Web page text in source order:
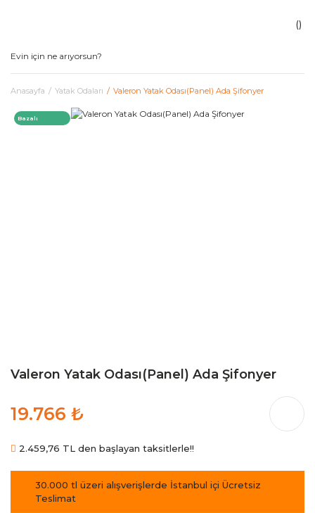
Anasayfa Yatak Odaları Valeron Yatak Odası(Panel) Ada Şifonyer
Bazalı
Valeron Yatak Odası(Panel) Ada Şifonyer
19.766 ₺
2.459,76 TL den başlayan taksitlerle!!
30.000 tl üzeri alışverişlerde İstanbul içi Ücretsiz
Teslimat